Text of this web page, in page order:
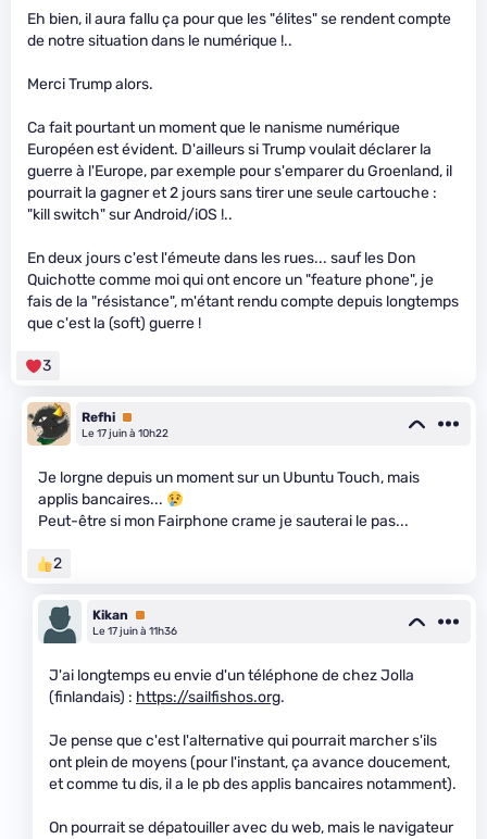
Eh bien, il aura fallu ça pour que les "élites" se rendent compte
de notre situation dans le numérique !..
Merci Trump alors.
Ca fait pourtant un moment que le nanisme numérique
Européen est évident. D'ailleurs si Trump voulait déclarer la
guerre à l'Europe, par exemple pour s'emparer du Groenland, il
pourrait la gagner et 2 jours sans tirer une seule cartouche :
"kill switch" sur Android/iOS !..
En deux jours c'est l'émeute dans les rues... sauf les Don
Quichotte comme moi qui ont encore un "feature phone", je
fais de la "résistance", m'étant rendu compte depuis longtemps
que c'est la (soft) guerre !
3
Refhi Premium
Le 17 juin à 10h22
Je lorgne depuis un moment sur un Ubuntu Touch, mais
applis bancaires...
Peut-être si mon Fairphone crame je sauterai le pas...
2
Kikan
Premium
Le 17 juin à 11h36
J'ai longtemps eu envie d'un téléphone de chez Jolla
(finlandais) : https://sailfishos.org.
Je pense que c'est l'alternative qui pourrait marcher s'ils
ont plein de moyens (pour l'instant, ça avance doucement,
et comme tu dis, il a le pb des applis bancaires notamment).
On pourrait se dépatouiller avec du web, mais le navigateur